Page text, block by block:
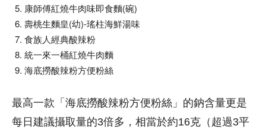
康師傅紅燒牛肉味即食麵(碗)
壽桃生麵皇(幼)-瑤柱海鮮湯味
食族人經典酸辣粉
統一來一桶紅燒牛肉麵
海底撈酸辣粉方便粉絲
最高一款「海底撈酸辣粉方便粉絲」的鈉含量更是
每日建議攝取量的3倍多，相當於約16克（超過3平